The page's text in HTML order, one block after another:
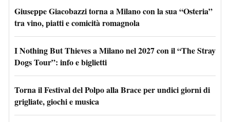
Giuseppe Giacobazzi torna a Milano con la sua “Osteria”
tra vino, piatti e comicità romagnola
I Nothing But Thieves a Milano nel 2027 con il “The Stray
Dogs Tour”: info e biglietti
Torna il Festival del Polpo alla Brace per undici giorni di
grigliate, giochi e musica